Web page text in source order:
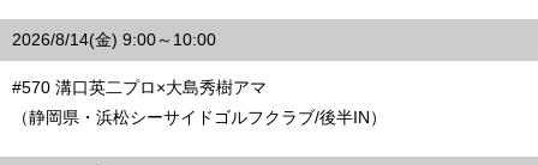
2026/8/14(金) 9:00～10:00
#570 溝口英二プロ×大島秀樹アマ
（静岡県・浜松シーサイドゴルフクラブ/後半IN）